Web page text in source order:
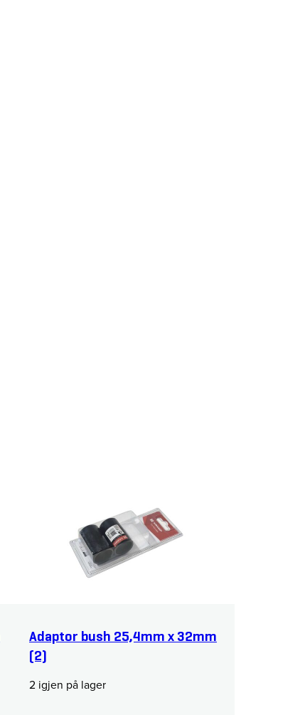
Adaptor bush 25,4mm x 32mm
(2)
2 igjen på lager